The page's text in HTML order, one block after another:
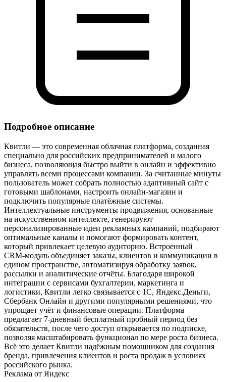
Подробное описание
Квитли — это современная облачная платформа, созданная
специально для российских предпринимателей и малого
бизнеса, позволяющая быстро выйти в онлайн и эффективно
управлять всеми процессами компании. За считанные минуты
пользователь может собрать полностью адаптивный сайт с
готовыми шаблонами, настроить онлайн‑магазин и
подключить популярные платёжные системы.
Интеллектуальные инструменты продвижения, основанные
на искусственном интеллекте, генерируют
персонализированные идеи рекламных кампаний, подбирают
оптимальные каналы и помогают формировать контент,
который привлекает целевую аудиторию. Встроенный
CRM‑модуль объединяет заказы, клиентов и коммуникации в
едином пространстве, автоматизируя обработку заявок,
рассылки и аналитические отчёты. Благодаря широкой
интеграции с сервисами бухгалтерии, маркетинга и
логистики, Квитли легко связывается с 1С, Яндекс.Деньги,
Сбербанк Онлайн и другими популярными решениями, что
упрощает учёт и финансовые операции. Платформа
предлагает 7‑дневный бесплатный пробный период без
обязательств, после чего доступ открывается по подписке,
позволяя масштабировать функционал по мере роста бизнеса.
Всё это делает Квитли надёжным помощником для создания
бренда, привлечения клиентов и роста продаж в условиях
российского рынка.
Реклама от Яндекс